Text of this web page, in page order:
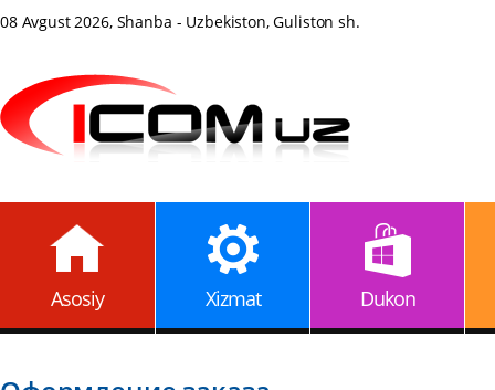
08 Avgust 2026, Shanba - Uzbekiston, Guliston sh.
Asosiy Xizmat Dukon